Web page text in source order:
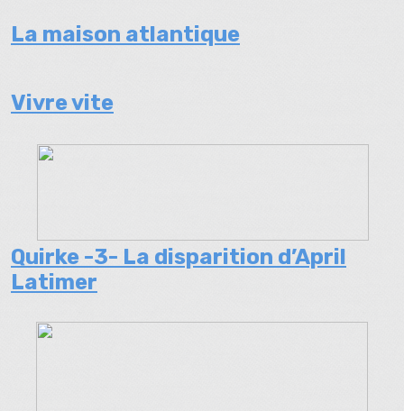
La maison atlantique
Vivre vite
Quirke -3- La disparition d’April
Latimer